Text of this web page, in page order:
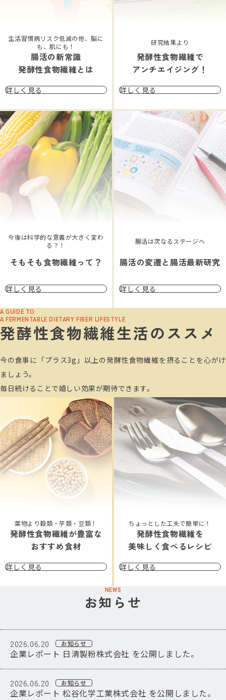
生活習慣病リスク低減の他、脳に
も、肌にも！
腸活の新常識
発酵性食物繊維とは
詳しく見る
研究結果より
発酵性食物繊維で
アンチエイジング！
詳しく見る
今後は科学的な意義が大きく変わ
る？！
そもそも食物繊維って？
詳しく見る
腸活は次なるステージへ
腸活の変遷と腸活最新研究
詳しく見る
A GUIDE TO
A FERMENTABLE DIETARY FIBER LIFESTYLE
発酵性食物繊維生活のススメ
今の食事に「プラス3g」以上の発酵性食物繊維を摂ることを心がけ
ましょう。
毎日続けることで嬉しい効果が期待できます。
葉物より穀類・芋類・豆類！
発酵性食物繊維が豊富な
おすすめ食材
詳しく見る
ちょっとした工夫で簡単に！
発酵性食物繊維を
美味しく食べるレシピ
詳しく見る
NEWS
お知らせ
2026.06.20 お知らせ
企業レポート 日清製粉株式会社 を公開しました。
2026.06.20 お知らせ
企業レポート 松谷化学工業株式会社 を公開しました。